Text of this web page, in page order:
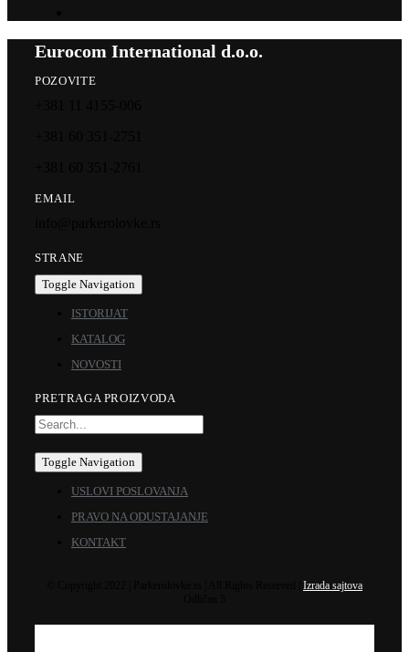
Eurocom International d.o.o.
POZOVITE
EMAIL
STRANE
Toggle Navigation
ISTORIJAT
KATALOG
NOVOSTI
PRETRAGA PROIZVODA
Toggle Navigation
USLOVI POSLOVANJA
PRAVO NA ODUSTAJANJE
KONTAKT
Izrada sajtova